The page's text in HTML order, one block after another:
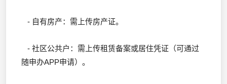
- 自有房产：需上传房产证。
- 社区公共户：需上传租赁备案或居住凭证（可通过
随申办APP申请）。